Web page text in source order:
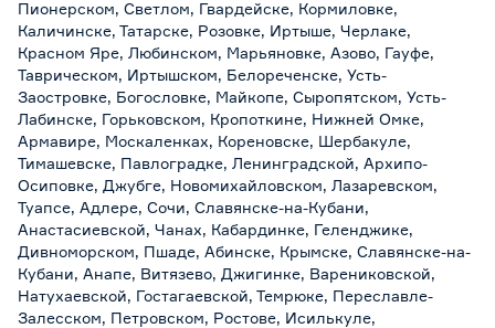
Пионерском, Светлом, Гвардейске, Кормиловке,
Каличинске, Татарске, Розовке, Иртыше, Черлаке,
Красном Яре, Любинском, Марьяновке, Азово, Гауфе,
Таврическом, Иртышском, Белореченске, Усть-
Заостровке, Богословке, Майкопе, Сыропятском, Усть-
Лабинске, Горьковском, Кропоткине, Нижней Омке,
Армавире, Москаленках, Кореновске, Шербакуле,
Тимашевске, Павлоградке, Ленинградской, Архипо-
Осиповке, Джубге, Новомихайловском, Лазаревском,
Туапсе, Адлере, Сочи, Славянске-на-Кубани,
Анастасиевской, Чанах, Кабардинке, Геленджике,
Дивноморском, Пшаде, Абинске, Крымске, Славянске-на-
Кубани, Анапе, Витязево, Джигинке, Варениковской,
Натухаевской, Гостагаевской, Темрюке, Переславле-
Залесском, Петровском, Ростове, Исилькуле,